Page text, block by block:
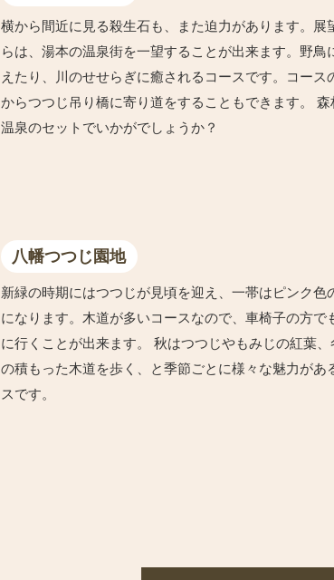
横から間近に見る殺生石も、また迫力があります。展
らは、湯本の温泉街を一望することが出来ます。野鳥
えたり、川のせせらぎに癒されるコースです。コース
からつつじ吊り橋に寄り道をすることもできます。 森
温泉のセットでいかがでしょうか？
八幡つつじ園地
新緑の時期にはつつじが見頃を迎え、一帯はピンク色
になります。木道が多いコースなので、車椅子の方で
に行くことが出来ます。 秋はつつじやもみじの紅葉、
の積もった木道を歩く、と季節ごとに様々な魅力があ
スです。